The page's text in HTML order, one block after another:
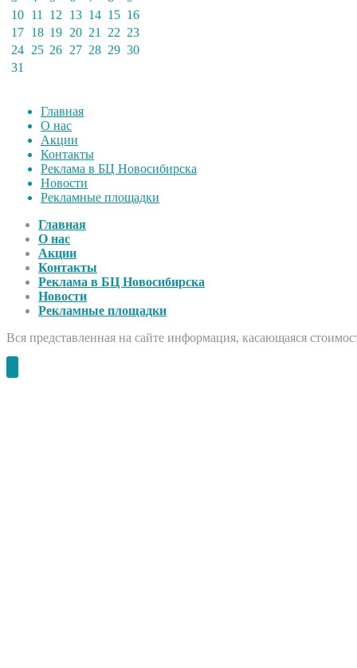
10 11 12 13 14 15 16
17 18 19 20 21 22 23
24 25 26 27 28 29 30
31
Главная
О нас
Акции
Контакты
Реклама в БЦ Новосибирска
Новости
Рекламные площадки
Главная
О нас
Акции
Контакты
Реклама в БЦ Новосибирска
Новости
Рекламные площадки
Вся представленная на сайте информация, касающаяся